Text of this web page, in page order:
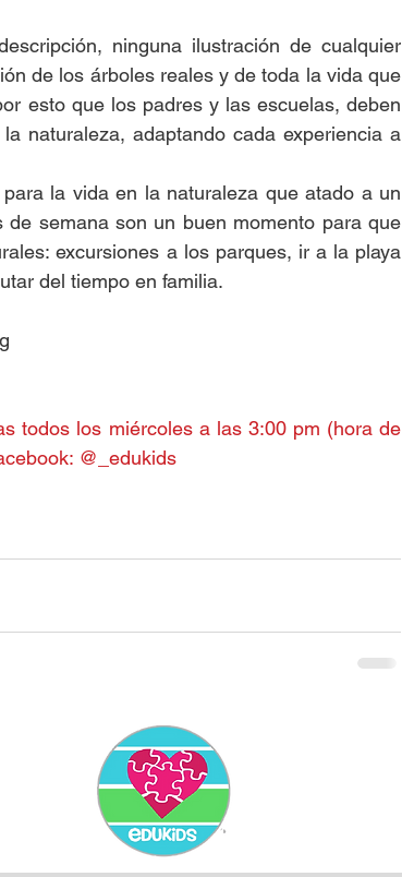
ninguna ilustración de cualquier
de los árboles reales y de toda la vida que
esto que los padres y las escuelas, deben
naturaleza, adaptando cada experiencia a
la vida en la naturaleza que atado a un
semana son un buen momento para que
excursiones a los parques, ir a la playa
del tiempo en familia.
todos los miércoles a las 3:00 pm (hora de
: @_edukids